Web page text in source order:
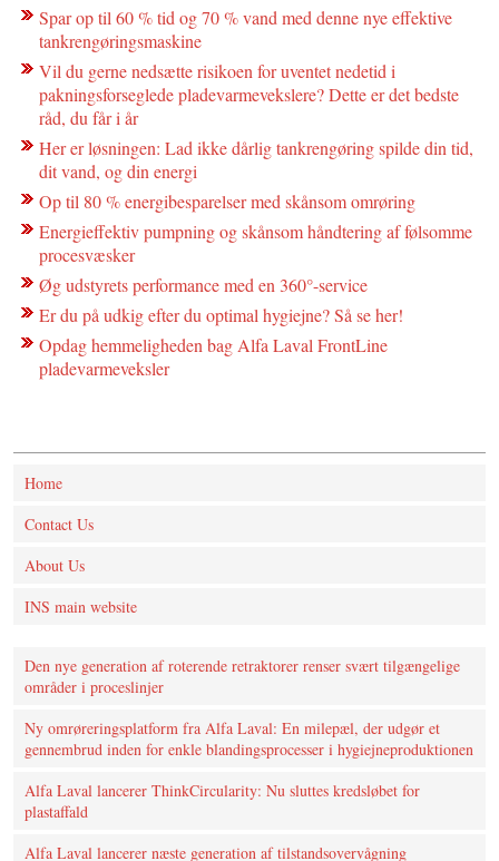
Spar op til 60 % tid og 70 % vand med denne nye effektive
tankrengøringsmaskine
Vil du gerne nedsætte risikoen for uventet nedetid i
pakningsforseglede pladevarmevekslere? Dette er det bedste
råd, du får i år
Her er løsningen: Lad ikke dårlig tankrengøring spilde din tid,
dit vand, og din energi
Op til 80 % energibesparelser med skånsom omrøring
Energieffektiv pumpning og skånsom håndtering af følsomme
procesvæsker
Øg udstyrets performance med en 360°-service
Er du på udkig efter du optimal hygiejne? Så se her!
Opdag hemmeligheden bag Alfa Laval FrontLine
pladevarmeveksler
Home
Contact Us
About Us
INS main website
Den nye generation af roterende retraktorer renser svært tilgængelige
områder i proceslinjer
Ny omrøreringsplatform fra Alfa Laval: En milepæl, der udgør et
gennembrud inden for enkle blandingsprocesser i hygiejneproduktionen
Alfa Laval lancerer ThinkCircularity: Nu sluttes kredsløbet for
plastaffald
Alfa Laval lancerer næste generation af tilstandsovervågning